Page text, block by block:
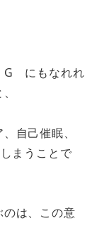
G にもなれれ
自己催眠、
まうことで
は、この意